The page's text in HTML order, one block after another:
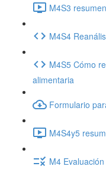
M4S3
M4S4
M4S5 Cómo
alimentaria
Formulario
M4S4y5
M4 Evaluación